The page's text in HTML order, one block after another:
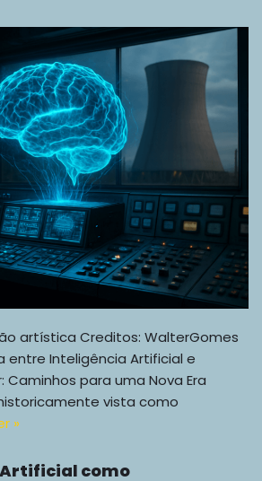
artística Creditos: WalterGomes
entre Inteligência Artificial e
Caminhos para uma Nova Era
vista como
»
como